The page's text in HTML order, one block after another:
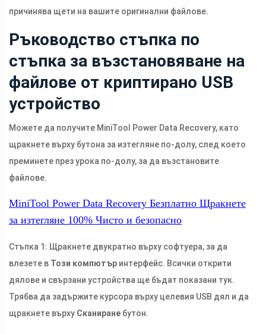
причинява щети на вашите оригинални файлове.
Ръководство стъпка по
стъпка за възстановяване на
файлове от криптирано USB
устройство
Можете да получите MiniTool Power Data Recovery, като
щракнете върху бутона за изтегляне по-долу, след което
преминете през урока по-долу, за да възстановите
файлове.
MiniTool Power Data Recovery Безплатно Щракнете
за изтегляне 100% Чисто и безопасно
Стъпка 1: Щракнете двукратно върху софтуера, за да
влезете в Този компютър интерфейс. Всички открити
дялове и свързани устройства ще бъдат показани тук.
Трябва да задържите курсора върху целевия USB дял и да
щракнете върху Сканиране бутон.